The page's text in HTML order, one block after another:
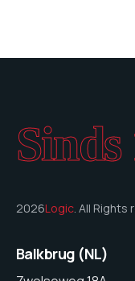
Sinds
2026Logic. All Rights
Balkbrug (NL)